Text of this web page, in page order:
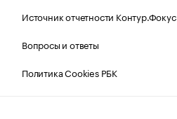
Источник отчетности Контур.Фокус
Вопросы и ответы
Политика Cookies РБК